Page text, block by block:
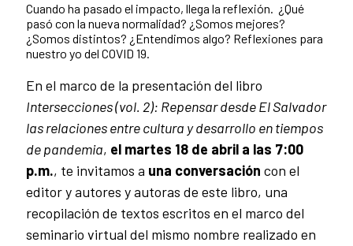
Cuando ha pasado el impacto, llega la reflexión. ¿Qué
pasó con la nueva normalidad? ¿Somos mejores?
¿Somos distintos? ¿Entendimos algo? Reflexiones para
nuestro yo del COVID 19.
En el marco de la presentación del libro
Intersecciones (vol. 2): Repensar desde El Salvador
las relaciones entre cultura y desarrollo en tiempos
de pandemia, el martes 18 de abril a las 7:00
p.m., te invitamos a una conversación con el
editor y autores y autoras de este libro, una
recopilación de textos escritos en el marco del
seminario virtual del mismo nombre realizado en